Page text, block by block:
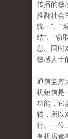
传播的敏
推翻社会
统一”、“
结”、“窃
息。同时
敏感人士
通信监控
机短信是
功能，它
转，所以
行。一位
有机房都